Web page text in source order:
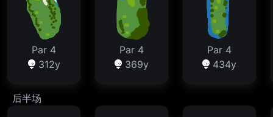
Par 4
312y
后半场
Par 4
369y
Par 4
434y